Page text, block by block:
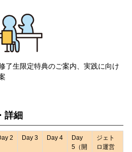
了生限定特典のご案内、実践に向け
詳細
2 Day 3 Day 4
Day
5（開
ジェト
ロ運営